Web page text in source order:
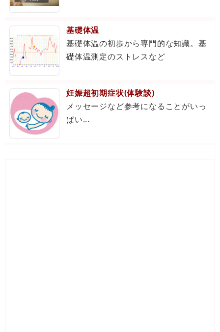
基礎体温
基礎体温の初歩から専門的な知識。基
礎体温測定のストレスなど
妊娠超初期症状(体験談)
メッセージなど参考になることがいっ
ぱい...